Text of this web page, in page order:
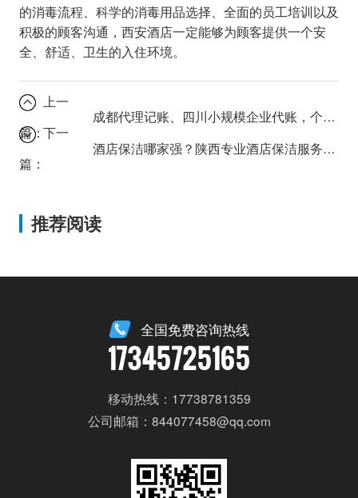
的消毒流程、科学的消毒用品选择、全面的员工培训以及
积极的顾客沟通，西安酒店一定能够为顾客提供一个安
全、舒适、卫生的入住环境。
上一
篇：
成都代理记账、四川小规模企业代账，个体工商户注册，如何选择最
下一
篇：
酒店保洁哪家强？陕西专业酒店保洁服务推荐
推荐阅读
全国免费咨询热线
17345725165
移动热线：17738781359
公司邮箱：844077458@qq.com